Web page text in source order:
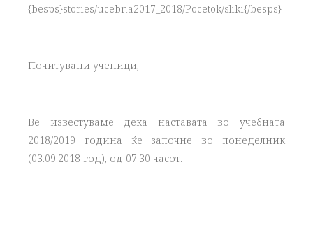
{besps}stories/ucebna2017_2018/Pocetok/sliki{/besps}
Почитувани ученици,
Ве известуваме дека наставата во учебната
2018/2019 година ќе започне во понеделник
(03.09.2018 год), од 07.30 часот.